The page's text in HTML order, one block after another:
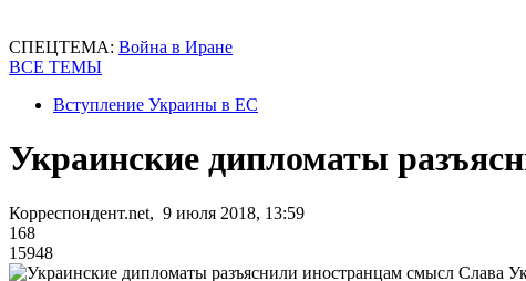
СПЕЦТЕМА: Война в Иране
ВСЕ ТЕМЫ
Вступление Украины в ЕС
Украинские дипломаты
Корреспондент.net, 9 июля 2018, 13:59
168
15948